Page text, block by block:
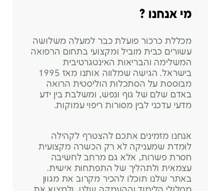
מי אנחנו ?
מכללת כרכור פועלת כבר למעלה משלושה
עשורים כבית מוביל ומקצועי בתחום הרפואה
המשלימה והבריאות האינטגרטיבית
בישראל. הגישה שמלווה אותנו מאז 1995
מבוססת על הסתכלות הוליסטית הרואה
באדם שלם של גוף ונפש, ומשלבת בין ידע
מדעי עדכני לבין מסורות ריפוי עמוקות.
אנחנו מזמינים אתכם להצטרף לקהילה
לומדת שמעניקה לא רק הכשרה מקצועית
חסרת פשרות, אלא גם מרחב לחשיבה
עצמאית ולתהליך של התפתחות אישית.
באתר שלנו תוכלו להכיר מקרוב את מגוון